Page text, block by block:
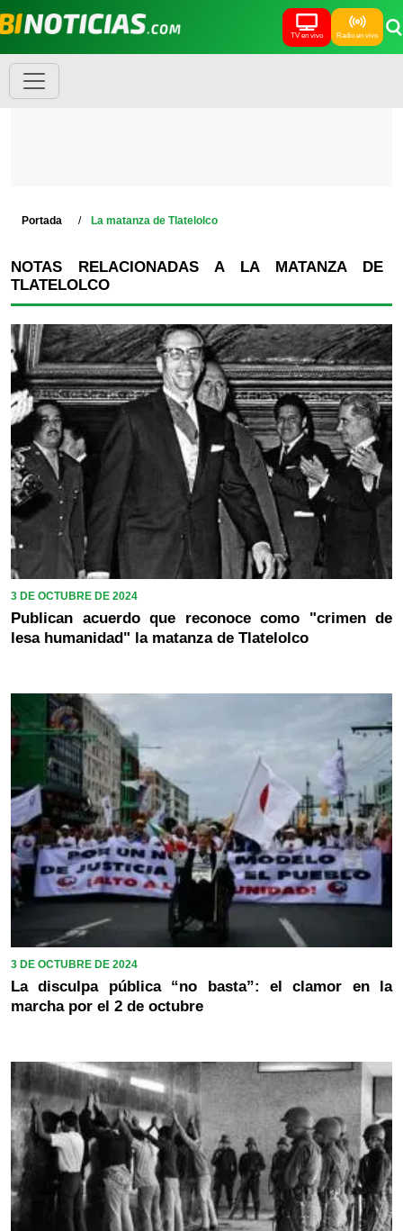
TV en vivo Radio en vivo
Portada La matanza de Tlatelolco
NOTAS RELACIONADAS A LA MATANZA DE
TLATELOLCO
3 DE OCTUBRE DE 2024
Publican acuerdo que reconoce como "crimen de
lesa humanidad" la matanza de Tlatelolco
3 DE OCTUBRE DE 2024
La disculpa pública “no basta”: el clamor en la
marcha por el 2 de octubre